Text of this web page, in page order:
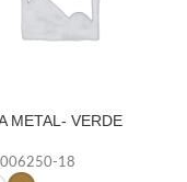
METAL- VERDE
18